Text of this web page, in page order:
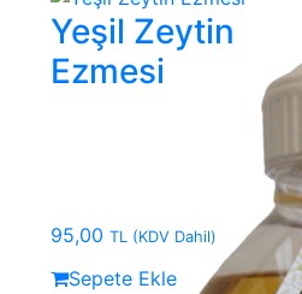
Yeşil Zeytin
Ezmesi
95,00 TL (KDV Dahil)
Sepete Ekle